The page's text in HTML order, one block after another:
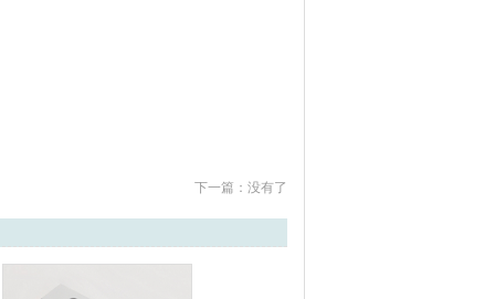
下一篇：没有了